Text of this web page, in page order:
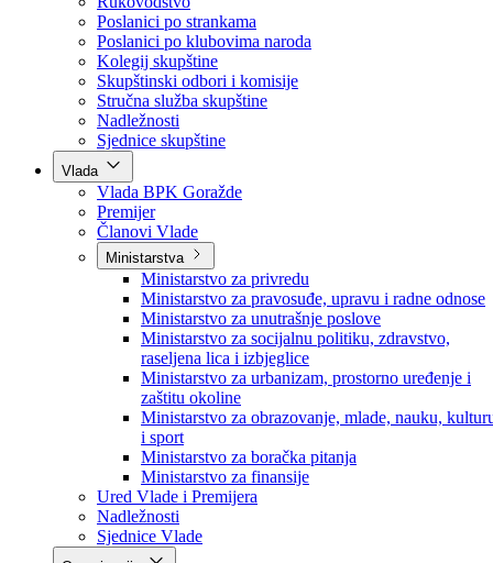
Skupština
Skupština BPK Goražde
Rukovodstvo
Poslanici po strankama
Poslanici po klubovima naroda
Kolegij skupštine
Skupštinski odbori i komisije
Stručna služba skupštine
Nadležnosti
Sjednice skupštine
Vlada
Vlada BPK Goražde
Premijer
Članovi Vlade
Ministarstva
Ministarstvo za privredu
Ministarstvo za pravosuđe, upravu i radne odnose
Ministarstvo za unutrašnje poslove
Ministarstvo za socijalnu politiku, zdravstvo,
raseljena lica i izbjeglice
Ministarstvo za urbanizam, prostorno uređenje i
zaštitu okoline
Ministarstvo za obrazovanje, mlade, nauku,
i sport
Ministarstvo za boračka pitanja
Ministarstvo za finansije
Ured Vlade i Premijera